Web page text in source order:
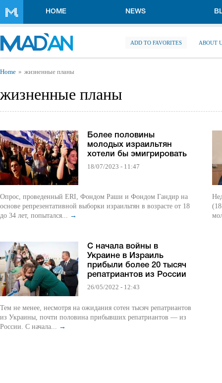
HOME NEWS
ADD TO FAVORITES ABOUT
You are here
Home жизненные планы
жизненные планы
Более половины
молодых израильтян
хотели бы эмигрировать
18/07/2023 - 11:47
Опрос, проведенный ERI, Фондом Раши и Фондом Гандир на
основе репрезентативной выборки израильтян в возрасте от 18
до 34 лет, попытался... →
С начала войны в
Украине в Израиль
прибыли более 20 тысяч
репатриантов из России
26/05/2022 - 12:43
Тем не менее, несмотря на ожидания сотен тысяч репатриантов
из Украины, почти половина прибывших репатриантов — из
России. С начала... →